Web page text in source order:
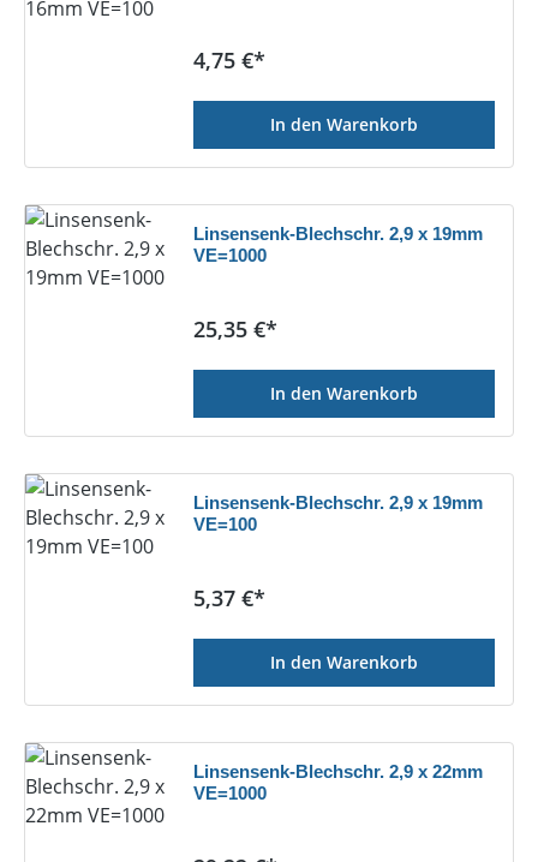
Regulärer Preis:
4,75 €*
In den Warenkorb
Linsensenk-Blechschr. 2,9 x 19mm
VE=1000
Regulärer Preis:
25,35 €*
In den Warenkorb
Linsensenk-Blechschr. 2,9 x 19mm
VE=100
Regulärer Preis:
5,37 €*
In den Warenkorb
Linsensenk-Blechschr. 2,9 x 22mm
VE=1000